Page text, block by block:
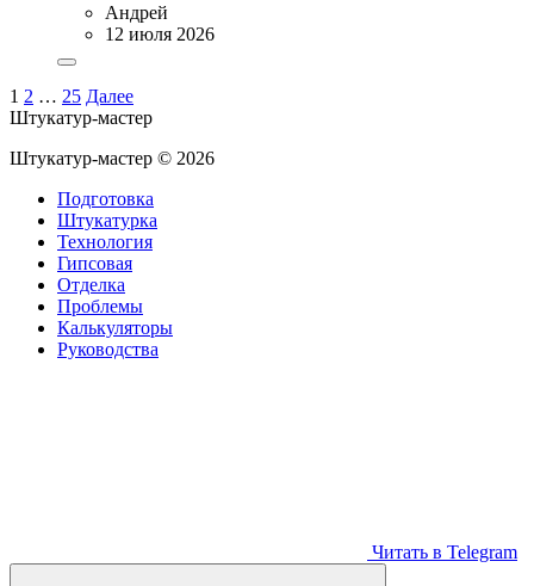
Андрей
12 июля 2026
1 2 … 25 Далее
Штукатур-мастер
Штукатур-мастер © 2026
Подготовка
Штукатурка
Технология
Гипсовая
Отделка
Проблемы
Калькуляторы
Руководства
Читать в Telegram